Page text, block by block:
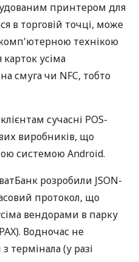
принтером для
в торговій точці, може
комп'ютерною технікою
усіма
смуга чи NFC, тобто
сучасні POS-
виробників, що
системою Android.
розробили JSON-
протокол, що
вендорами в парку
Водночас не
термінала (у разі